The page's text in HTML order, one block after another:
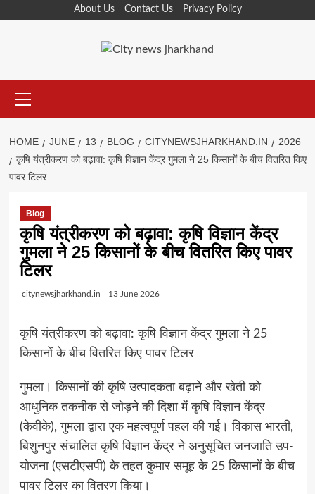
About Us Contact Us Privacy Policy
Menu
HOME JUNE 13 BLOG CITYNEWSJHARKHAND.IN
2026
कृषि यंत्रीकरण को बढ़ावा: कृषि विज्ञान केंद्र गुमला ने 25 किसानों के बीच वितरित किए
पावर टिलर
Blog
कृषि यंत्रीकरण को बढ़ावा: कृषि विज्ञान केंद्र
गुमला ने 25 किसानों के बीच वितरित किए पावर
टिलर
citynewsjharkhand.in 13 June 2026
कृषि यंत्रीकरण को बढ़ावा: कृषि विज्ञान केंद्र गुमला ने 25
किसानों के बीच वितरित किए पावर टिलर
गुमला। किसानों की कृषि उत्पादकता बढ़ाने और खेती को
आधुनिक तकनीक से जोड़ने की दिशा में कृषि विज्ञान केंद्र
(केवीके), गुमला द्वारा एक महत्वपूर्ण पहल की गई। विकास भारती,
बिशुनपुर संचालित कृषि विज्ञान केंद्र ने अनुसूचित जनजाति उप-
योजना (एसटीएसपी) के तहत कुमार समूह के 25 किसानों के बीच
पावर टिलर का वितरण किया।